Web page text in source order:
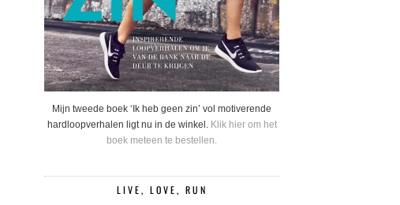
Mijn tweede boek ‘Ik heb geen zin’ vol motiverende
hardloopverhalen ligt nu in de winkel. Klik hier om het
boek meteen te bestellen.
LIVE, LOVE, RUN